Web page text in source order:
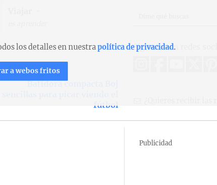
Batidora compacta Boj
fútbol
Síguenos en redes
Publicidad
los detalles en nuestrapolítica de privacidad.
a webos fritos